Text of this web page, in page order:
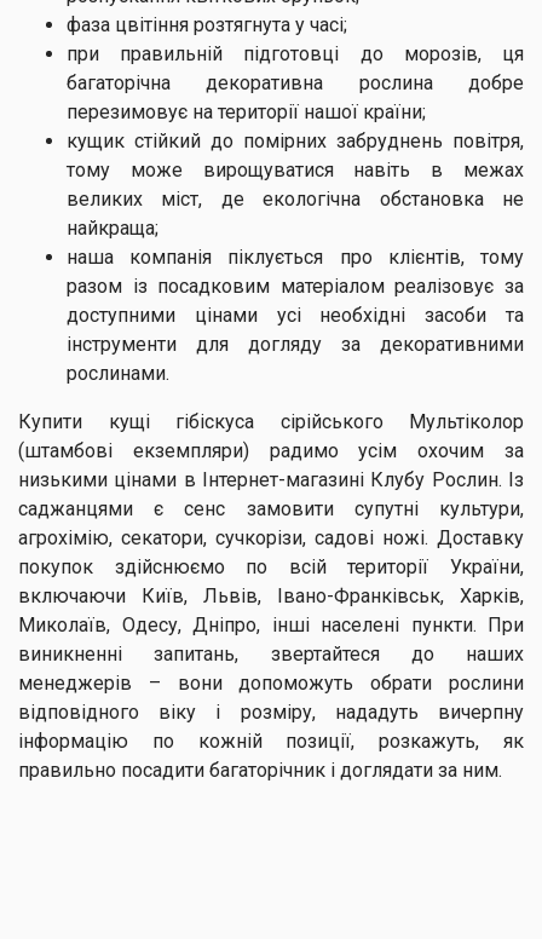
фаза цвітіння розтягнута у часі;
при правильній підготовці до морозів, ця
багаторічна декоративна рослина добре
перезимовує на території нашої країни;
кущик стійкий до помірних забруднень повітря,
тому може вирощуватися навіть в межах
великих міст, де екологічна обстановка не
найкраща;
наша компанія піклується про клієнтів, тому
разом із посадковим матеріалом реалізовує за
доступними цінами усі необхідні засоби та
інструменти для догляду за декоративними
рослинами.
Купити кущі гібіскуса сірійського Мультіколор
(штамбові екземпляри) радимо усім охочим за
низькими цінами в Інтернет-магазині Клубу Рослин. Із
саджанцями є сенс замовити супутні культури,
агрохімію, секатори, сучкорізи, садові ножі. Доставку
покупок здійснюємо по всій території України,
включаючи Київ, Львів, Івано-Франківськ, Харків,
Миколаїв, Одесу, Дніпро, інші населені пункти. При
виникненні запитань, звертайтеся до наших
менеджерів – вони допоможуть обрати рослини
відповідного віку і розміру, нададуть вичерпну
інформацію по кожній позиції, розкажуть, як
правильно посадити багаторічник і доглядати за ним.